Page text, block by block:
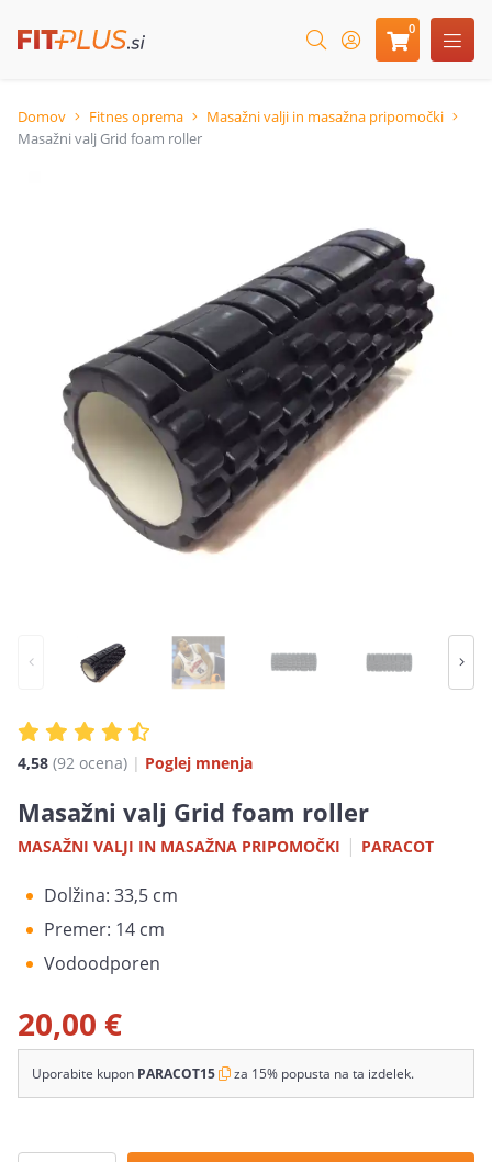
0
Domov Fitnes oprema
Masažni valji in masažna pripomočki
Masažni valj Grid foam roller
4,58 (92 ocena) | Poglej mnenja
Masažni valj Grid foam roller
MASAŽNI VALJI IN MASAŽNA PRIPOMOČKI | PARACOT
Dolžina: 33,5 cm
Premer: 14 cm
Vodoodporen
20,00 €
Uporabite kupon PARACOT15 za 15% popusta na ta izdelek.